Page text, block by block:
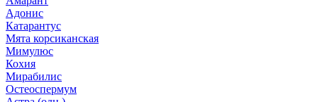
Адонис
Катарантус
Мята корсиканская
Мимулюс
Кохия
Мирабилис
Остеоспермум